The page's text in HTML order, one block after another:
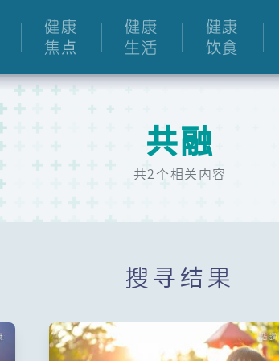
健康
焦点
健康
生活
健康
饮食
共融
共2个相关内容
搜寻结果